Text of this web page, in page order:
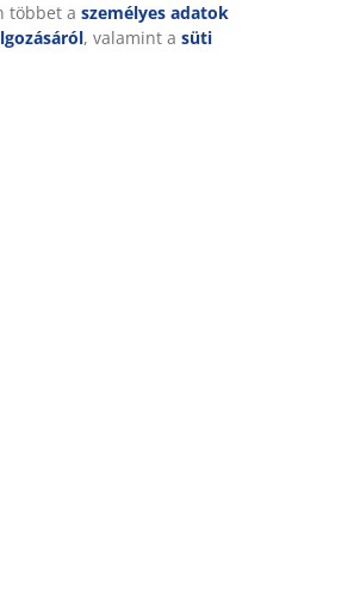
többet a személyes adatok
, valamint a süti